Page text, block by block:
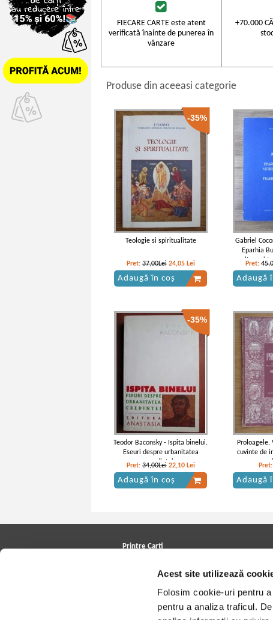
Acest site utilizează
Folosim cookie-uri pentru
pentru a analiza traficul.
FIECARE CARTE este atent
verificată înainte de punerea în
vânzare
+70.000
Produse din aceeasi categorie
-35%
Teologie si spiritualitate
Pret: 37,00Lei 24,05 Lei
Adaugă în coș
Gabriel
Eparhia
cultura si
Pret:
Adaugă
-35%
Teodor Baconsky - Ispita binelui.
Eseuri despre urbanitatea
credintei
Pret: 34,00Lei 22,10 Lei
Adaugă în coș
cuvinte de
Pret:
Adaugă
Printre Carti
Cele mai căutate cărți